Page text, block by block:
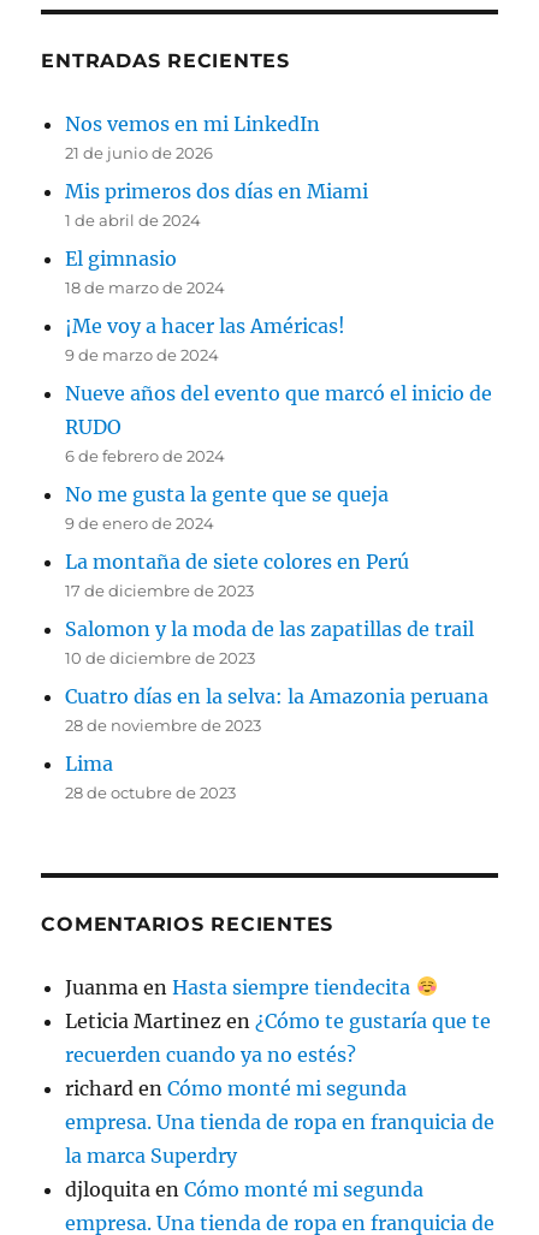
ENTRADAS RECIENTES
Nos vemos en mi LinkedIn
21 de junio de 2026
Mis primeros dos días en Miami
1 de abril de 2024
El gimnasio
18 de marzo de 2024
¡Me voy a hacer las Américas!
9 de marzo de 2024
Nueve años del evento que marcó el inicio de
RUDO
6 de febrero de 2024
No me gusta la gente que se queja
9 de enero de 2024
La montaña de siete colores en Perú
17 de diciembre de 2023
Salomon y la moda de las zapatillas de trail
10 de diciembre de 2023
Cuatro días en la selva: la Amazonia peruana
28 de noviembre de 2023
Lima
28 de octubre de 2023
COMENTARIOS RECIENTES
Juanma enHasta siempre tiendecita
Leticia Martinez en¿Cómo te gustaría que te
recuerden cuando ya no estés?
richard enCómo monté mi segunda
empresa. Una tienda de ropa en franquicia de
la marca Superdry
djloquita enCómo monté mi segunda
empresa. Una tienda de ropa en franquicia de